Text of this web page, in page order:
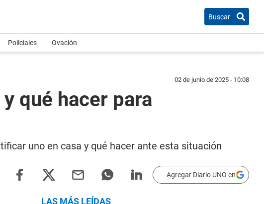
Buscar
Policiales Ovación
02 de junio de 2025 - 10:08
qué hacer para
uno en casa y qué hacer ante esta situación
Agregar Diario UNO en
LAS MÁS LEÍDAS